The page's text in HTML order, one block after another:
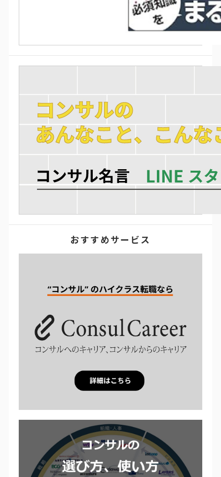
おすすめサービス